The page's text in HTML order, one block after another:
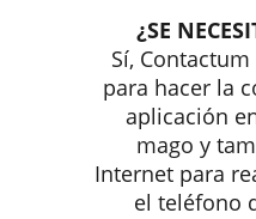
¿SE
Sí,
para hacer la
aplicación
mago y
Internet para
el teléfono